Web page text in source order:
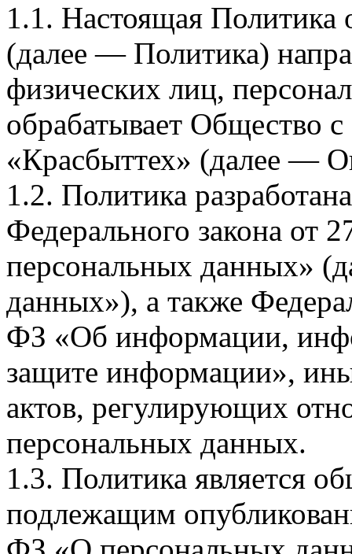
1.1. Настоящая Политика
(далее — Политика)
физических лиц,
обрабатывает Общество
«Красбыттех» (далее —
1.2. Политика
Федерального закона
персональных данных»
данных»), а также
ФЗ «Об информации,
защите информации»,
актов, регулирующих
персональных данных.
1.3. Политика является
подлежащим